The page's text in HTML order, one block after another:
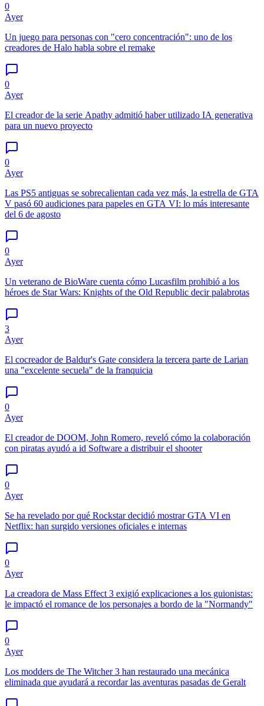
0
Ayer
Un juego para personas con "cero concentración": uno de los
creadores de Halo habla sobre el remake
0
Ayer
El creador de la serie Apathy admitió haber utilizado IA generativa
para un nuevo proyecto
0
Ayer
Las PS5 antiguas se sobrecalientan cada vez más, la estrella de GTA
V pasó 60 audiciones para papeles en GTA VI: lo más interesante
del 6 de agosto
0
Ayer
Un veterano de BioWare cuenta cómo Lucasfilm prohibió a los
héroes de Star Wars: Knights of the Old Republic decir palabrotas
3
Ayer
El cocreador de Baldur's Gate considera la tercera parte de Larian
una "excelente secuela" de la franquicia
0
Ayer
El creador de DOOM, John Romero, reveló cómo la colaboración
con piratas ayudó a id Software a distribuir el shooter
0
Ayer
Se ha revelado por qué Rockstar decidió mostrar GTA VI en
Netflix: han surgido versiones oficiales e internas
0
Ayer
La creadora de Mass Effect 3 exigió explicaciones a los guionistas:
le impactó el romance de los personajes a bordo de la "Normandy"
0
Ayer
Los modders de The Witcher 3 han restaurado una mecánica
eliminada que ayudará a recordar las aventuras pasadas de Geralt